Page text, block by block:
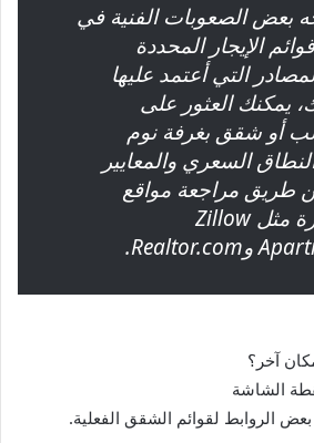
بعض الصعوبات الفنية في
الإيجار المحددة
التي أعتمد عليها
يمكنك العثور على
أو شقق بغرفة نوم
السعري والمعايير
طريق مراجعة مواقع
الإيجار الشهيرة مثل Zillow
آخر؟
الروابط لقوائم الشقق الفعلية.